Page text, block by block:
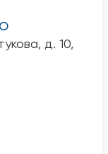
д. 10,